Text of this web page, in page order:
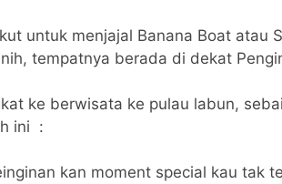
untuk menjajal Banana Boat atau
tempatnya berada di dekat
ke berwisata ke pulau labun,
ini :
kan moment special kau tak